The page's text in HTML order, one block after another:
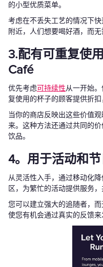
的小型优质菜单。
考虑在不丢失工艺的情况下
附近，人们想要喝好酒，而无
3.配有可重复使
Café
优先考虑可持续性从一开始
复使用的杯子的顾客提供折扣
当你的商店反映出这些价值
来。这种方法还通过共同的
饮品。
4。用于活动和
从灵活性入手，通过移动化
区，为繁忙的活动提供服务
您可以建立强大的追随者，
使您有机会通过真实的反馈来